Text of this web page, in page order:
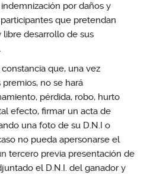
por daños y
que pretendan
libre desarrollo de sus
constancia que, una vez
no se hará
pérdida, robo, hurto
efecto, firmar un acta de
una foto de su D.N.I o
no pueda apersonarse el
tercero previa presentación de
el D.N.I. del ganador y